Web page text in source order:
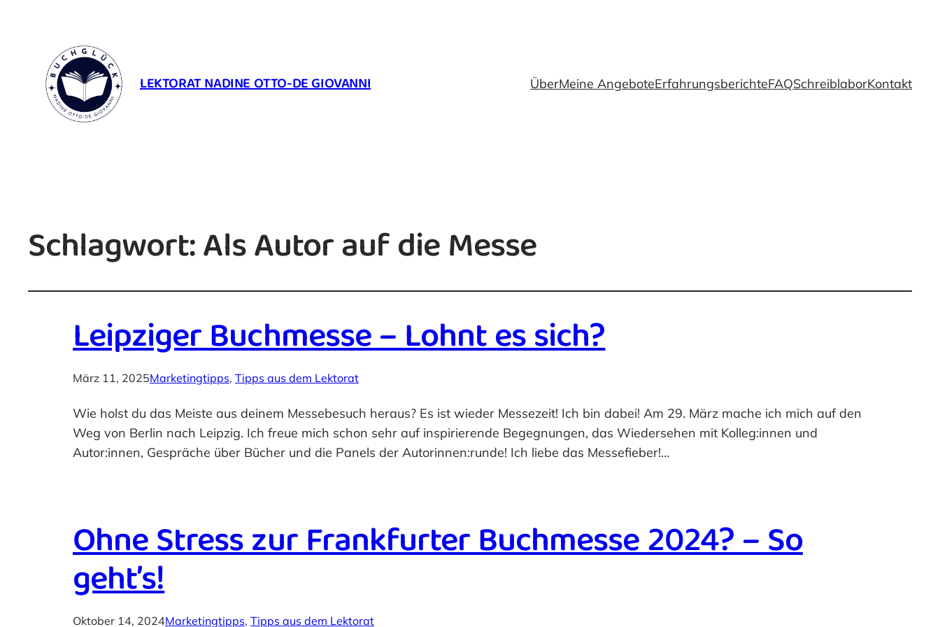
LEKTORAT NADINE OTTO-DE GIOVANNI ÜberMeine AngeboteErfahrungsberichteFAQSchreiblaborKontakt
Schlagwort:Als Autor auf die Messe
Leipziger Buchmesse – Lohnt es sich?
März 11, 2025Marketingtipps, Tipps aus dem Lektorat
Wie holst du das Meiste aus deinem Messebesuch heraus? Es ist wieder Messezeit! Ich bin dabei! Am 29. März mache ich mich auf den
Weg von Berlin nach Leipzig. Ich freue mich schon sehr auf inspirierende Begegnungen, das Wiedersehen mit Kolleg:innen und
Autor:innen, Gespräche über Bücher und die Panels der Autorinnen:runde! Ich liebe das Messefieber!…
Ohne Stress zur Frankfurter Buchmesse 2024? – So
geht’s!
Oktober 14, 2024Marketingtipps, Tipps aus dem Lektorat